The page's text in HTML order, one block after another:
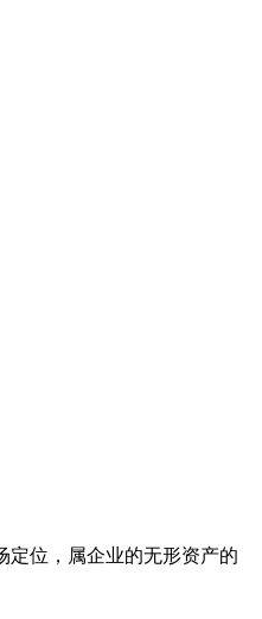
定位，属企业的无形资产的